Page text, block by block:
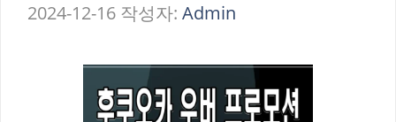
2024-12-16 작성자: Admin